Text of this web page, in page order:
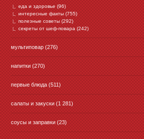
еда и здоровье (96)
интересные факты (755)
полезные советы (292)
секреты от шеф-повара (242)
мультиповар (276)
напитки (270)
первые блюда (511)
салаты и закуски (1 281)
соусы и заправки (23)